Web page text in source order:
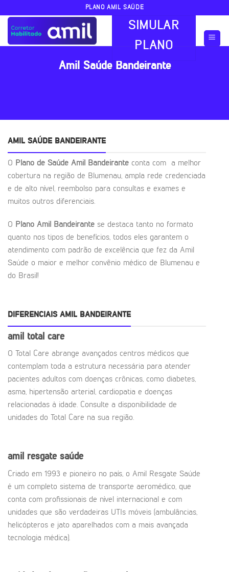
content
PLANO AMIL SAÚDE
SIMULAR
PLANO
Amil Saúde Bandeirante
AMIL SAÚDE BANDEIRANTE
O Plano de Saúde Amil Bandeirante conta com a melhor
cobertura na região de Blumenau, ampla rede credenciada
e de alto nível, reembolso para consultas e exames e
muitos outros diferenciais.
O Plano Amil Bandeirante se destaca tanto no formato
quanto nos tipos de benefícios, todos eles garantem o
atendimento com padrão de excelência que fez da Amil
Saúde o maior e melhor convênio médico de Blumenau e
do Brasil!
DIFERENCIAIS AMIL BANDEIRANTE
amil total care
O Total Care abrange avançados centros médicos que
contemplam toda a estrutura necessária para atender
pacientes adultos com doenças crônicas, como diabetes,
asma, hipertensão arterial, cardiopatia e doenças
relacionadas à idade. Consulte a disponibilidade de
unidades do Total Care na sua região.
amil resgate saúde
Criado em 1993 e pioneiro no país, o Amil Resgate Saúde
é um completo sistema de transporte aeromédico, que
conta com profissionais de nível internacional e com
unidades que são verdadeiras UTIs móveis (ambulâncias,
helicópteros e jato aparelhados com a mais avançada
tecnologia médica).